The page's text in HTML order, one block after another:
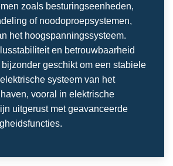
zoals besturingseenheden,
of noodoproepsystemen,
het hoogspanningssysteem.
en betrouwbaarheid
bijzonder geschikt om een stabiele
systeem van het
vooral in elektrische
uitgerust met geavanceerde